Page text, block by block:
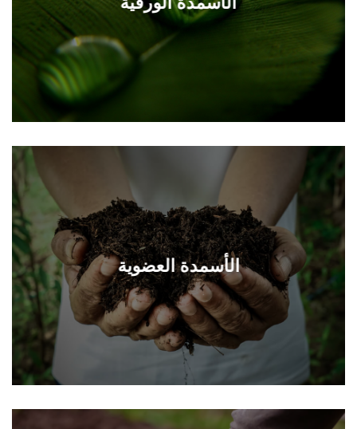
الأسمدة العضوية